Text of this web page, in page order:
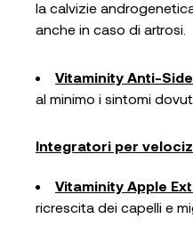
la calvizie
anche in caso di artrosi.
Vitaminity Anti-
al minimo i sintomi
Integratori per
Vitaminity Apple
ricrescita dei capelli e